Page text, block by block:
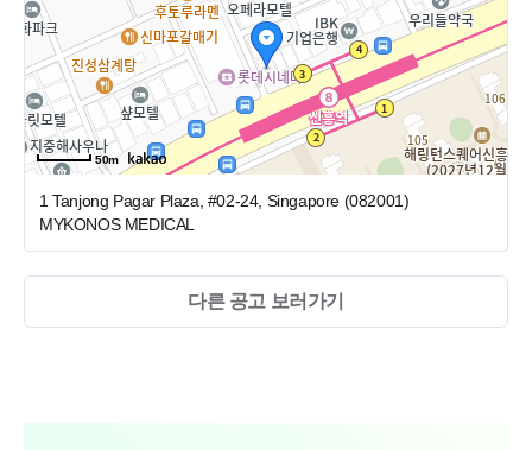
비젼을 함께하실 분들을 모십니다.
2017년 개원후 현재 두개의 클리닉운영중. 연매출 430만
SGD
www.meiplus.com.sg
50m
1 Tanjong Pagar Plaza, #02-24, Singapore (082001)
MYKONOS MEDICAL
다른 공고 보러가기